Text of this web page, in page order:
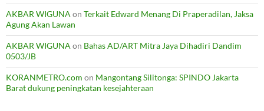
AKBAR WIGUNA on Terkait Edward Menang Di Praperadilan, Jaksa
Agung Akan Lawan
AKBAR WIGUNA on Bahas AD/ART Mitra Jaya Dihadiri Dandim
0503/JB
KORANMETRO.com on Mangontang Silitonga: SPINDO Jakarta
Barat dukung peningkatan kesejahteraan